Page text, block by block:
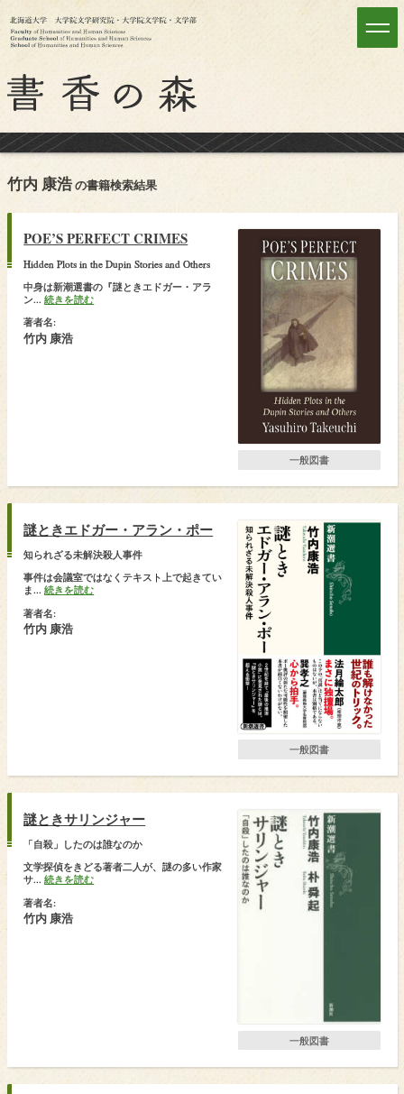
竹内 康浩の書籍検索結果
POE’S PERFECT CRIMES
Hidden Plots in the Dupin Stories and Others
中身は新潮選書の『謎ときエドガー・アラ
ン...続きを読む
著者名:
竹内 康浩
一般図書
謎ときエドガー・アラン・ポー
知られざる未解決殺人事件
事件は会議室ではなくテキスト上で起きてい
ま...続きを読む
著者名:
竹内 康浩
一般図書
謎ときサリンジャー
「自殺」したのは誰なのか
文学探偵をきどる著者二人が、謎の多い作家
サ...続きを読む
著者名:
竹内 康浩
一般図書